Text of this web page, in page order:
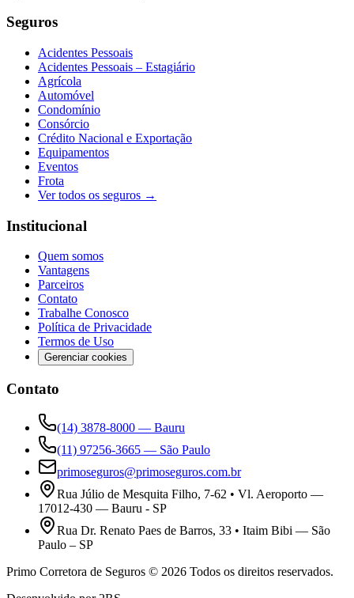
Seguros
Acidentes Pessoais
Acidentes Pessoais – Estagiário
Agrícola
Automóvel
Condomínio
Consórcio
Crédito Nacional e Exportação
Equipamentos
Eventos
Frota
Ver todos os seguros →
Institucional
Quem somos
Vantagens
Parceiros
Contato
Trabalhe Conosco
Política de Privacidade
Termos de Uso
Gerenciar cookies
Contato
(14) 3878-8000 — Bauru
(11) 97256-3665 — São Paulo
primoseguros@primoseguros.com.br
Rua Júlio de Mesquita Filho, 7-62 • Vl. Aeroporto —
17012-430 — Bauru - SP
Rua Dr. Renato Paes de Barros, 33 • Itaim Bibi — São
Paulo – SP
Primo Corretora de Seguros © 2026 Todos os direitos reservados.